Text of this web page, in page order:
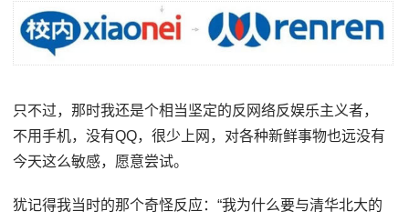
只不过，那时我还是个相当坚定的反网络反娱乐主义者，
不用手机，没有QQ，很少上网，对各种新鲜事物也远没有
今天这么敏感，愿意尝试。
犹记得我当时的那个奇怪反应：“我为什么要与清华北大的